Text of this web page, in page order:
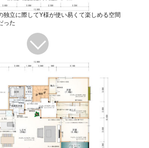
独立に際してY様が使い易くて楽しめる空間
った